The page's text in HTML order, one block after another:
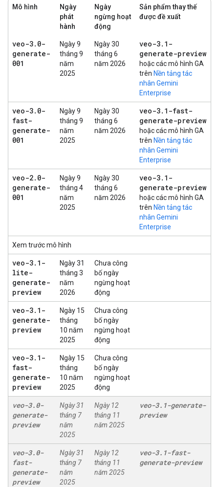
Mô hình
Ngày
phát
hành
Ngày
ngừng hoạt
động
Sản phẩm thay thế
được đề xuất
veo-3. 0-
generate-
001
Ngày 9
tháng 9
năm
2025
Ngày 30
tháng 6
năm 2026
veo-3. 1-
generate-preview
hoặc các mô hình GA
trên Nền tảng tác
nhân Gemini
Enterprise
veo-3. 0-
fast-
generate-
001
Ngày 9
tháng 9
năm
2025
Ngày 30
tháng 6
năm 2026
veo-3. 1-fast-
generate-preview
hoặc các mô hình GA
trên Nền tảng tác
nhân Gemini
Enterprise
veo-2. 0-
generate-
001
Ngày 9
tháng 4
năm
2025
Ngày 30
tháng 6
năm 2026
veo-3. 1-
generate-preview
hoặc các mô hình GA
trên Nền tảng tác
nhân Gemini
Enterprise
Xem trước mô hình
veo-3. 1-
lite-
generate-
preview
Ngày 31
tháng 3
năm
2026
Chưa công
bố ngày
ngừng hoạt
động
veo-3. 1-
generate-
preview
Ngày 15
tháng
10 năm
2025
Chưa công
bố ngày
ngừng hoạt
động
veo-3. 1-
fast-
generate-
preview
Ngày 15
tháng
10 năm
2025
Chưa công
bố ngày
ngừng hoạt
động
veo-3.0-
generate-
preview
Ngày 31
tháng 7
năm
2025
Ngày 12
tháng 11
năm 2025
veo-3. 1-generate-
preview
veo-3.0-
fast-
generate-
preview
Ngày 31
tháng 7
năm
2025
Ngày 12
tháng 11
năm 2025
veo-3. 1-fast-
generate-preview